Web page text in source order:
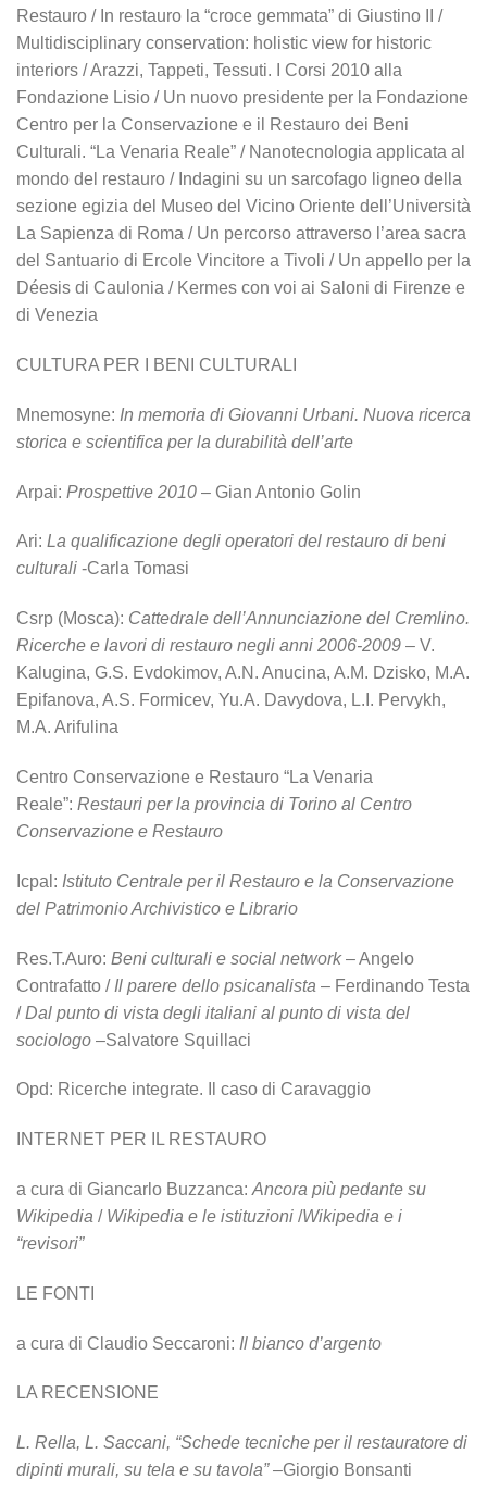
Restauro / In restauro la “croce gemmata” di Giustino II /
Multidisciplinary conservation: holistic view for historic
interiors / Arazzi, Tappeti, Tessuti. I Corsi 2010 alla
Fondazione Lisio / Un nuovo presidente per la Fondazione
Centro per la Conservazione e il Restauro dei Beni
Culturali. “La Venaria Reale” / Nanotecnologia applicata al
mondo del restauro / Indagini su un sarcofago ligneo della
sezione egizia del Museo del Vicino Oriente dell’Università
La Sapienza di Roma / Un percorso attraverso l’area sacra
del Santuario di Ercole Vincitore a Tivoli / Un appello per la
Déesis di Caulonia / Kermes con voi ai Saloni di Firenze e
di Venezia
CULTURA PER I BENI CULTURALI
Mnemosyne: In memoria di Giovanni Urbani. Nuova ricerca
storica e scientifica per la durabilità dell’arte
Arpai: Prospettive 2010 – Gian Antonio Golin
Ari: La qualificazione degli operatori del restauro di beni
culturali -Carla Tomasi
Csrp (Mosca): Cattedrale dell’Annunciazione del Cremlino.
Ricerche e lavori di restauro negli anni 2006-2009 – V.
Kalugina, G.S. Evdokimov, A.N. Anucina, A.M. Dzisko, M.A.
Epifanova, A.S. Formicev, Yu.A. Davydova, L.I. Pervykh,
M.A. Arifulina
Centro Conservazione e Restauro “La Venaria
Reale”: Restauri per la provincia di Torino al Centro
Conservazione e Restauro
Icpal: Istituto Centrale per il Restauro e la Conservazione
del Patrimonio Archivistico e Librario
Res.T.Auro: Beni culturali e social network– Angelo
Contrafatto / Il parere dello psicanalista – Ferdinando Testa
/Dal punto di vista degli italiani al punto di vista del
sociologo –Salvatore Squillaci
Opd: Ricerche integrate. Il caso di Caravaggio
INTERNET PER IL RESTAURO
a cura di Giancarlo Buzzanca: Ancora più pedante su
Wikipedia / Wikipedia e le istituzioni /Wikipedia e i
“revisori”
LE FONTI
a cura di Claudio Seccaroni: Il bianco d’argento
LA RECENSIONE
L. Rella, L. Saccani, “Schede tecniche per il restauratore di
dipinti murali, su tela e su tavola” –Giorgio Bonsanti